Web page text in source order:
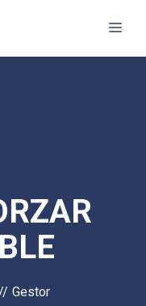
Gestor